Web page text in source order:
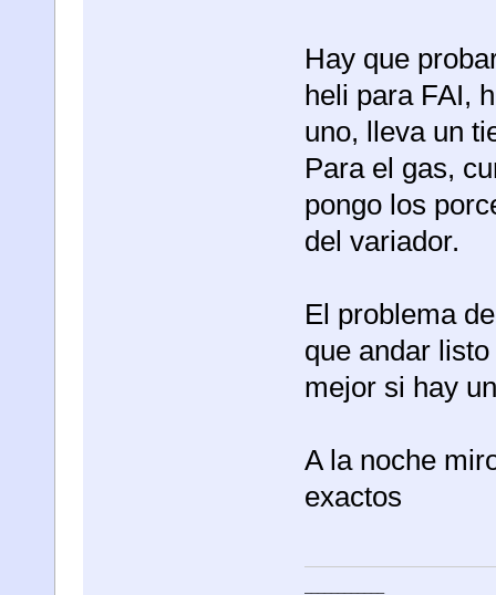
Hay que
heli para FAI,
uno, lleva un
Para el gas,
pongo los
del variador.
El problema
que andar
mejor si hay
A la noche
exactos